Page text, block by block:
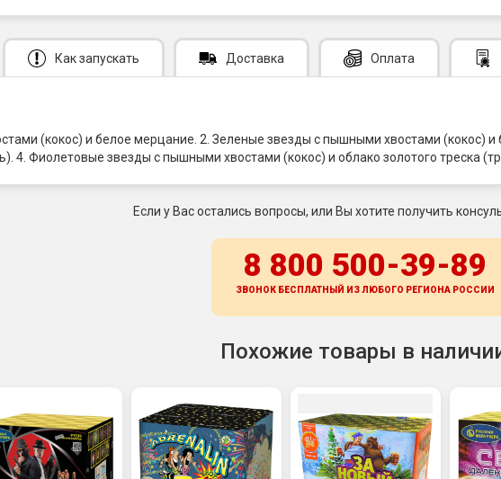
Как запускать Доставка Оплата
(кокос) и белое мерцание. 2. Зеленые звезды с пышными хвостами (кокос)
4. Фиолетовые звезды с пышными хвостами (кокос) и облако золотого треска
Если у Вас остались вопросы, или Вы хотите получить
8 800 500-39-89
ЗВОНОК БЕСПЛАТНЫЙ ИЗ ЛЮБОГО РЕГИОНА РОССИИ
Похожие товары в